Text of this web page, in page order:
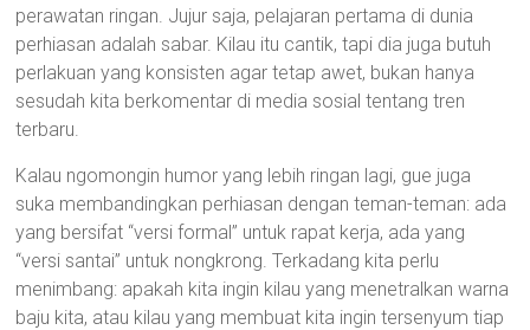
perawatan ringan. Jujur saja, pelajaran pertama di dunia
perhiasan adalah sabar. Kilau itu cantik, tapi dia juga butuh
perlakuan yang konsisten agar tetap awet, bukan hanya
sesudah kita berkomentar di media sosial tentang tren
terbaru.
Kalau ngomongin humor yang lebih ringan lagi, gue juga
suka membandingkan perhiasan dengan teman-teman: ada
yang bersifat “versi formal” untuk rapat kerja, ada yang
“versi santai” untuk nongkrong. Terkadang kita perlu
menimbang: apakah kita ingin kilau yang menetralkan warna
baju kita, atau kilau yang membuat kita ingin tersenyum tiap